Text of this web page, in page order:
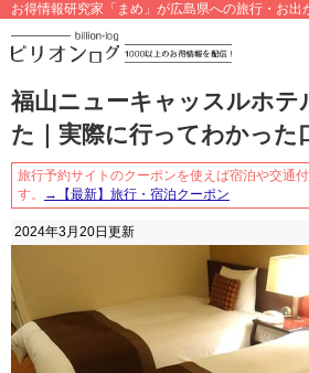
お得情報研究家「まめ」が広島県への旅行・お出
福山ニューキャッスルホテ
た｜実際に行ってわかった
旅行予約サイトのクーポンを使えば宿泊や交通
す。
→【最新】旅行・宿泊クーポン
2024年3月20日 更新